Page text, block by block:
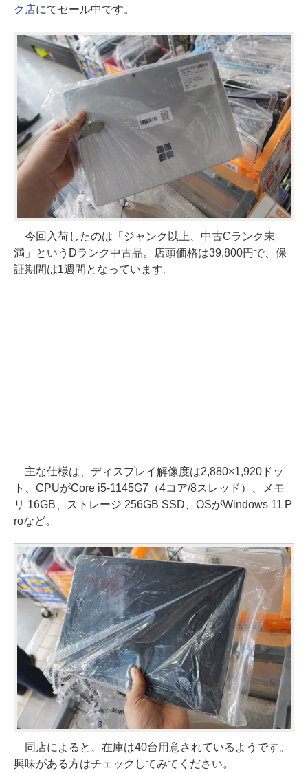
ク店にてセール中です。
今回入荷したのは「ジャンク以上、中古Cランク未
満」というDランク中古品。店頭価格は39,800円で、保
証期間は1週間となっています。
主な仕様は、ディスプレイ解像度は2,880×1,920ドッ
ト、CPUがCore i5-1145G7（4コア/8スレッド）、メモ
リ 16GB、ストレージ 256GB SSD、OSがWindows 11 P
roなど。
同店によると、在庫は40台用意されているようです。
興味がある方はチェックしてみてください。